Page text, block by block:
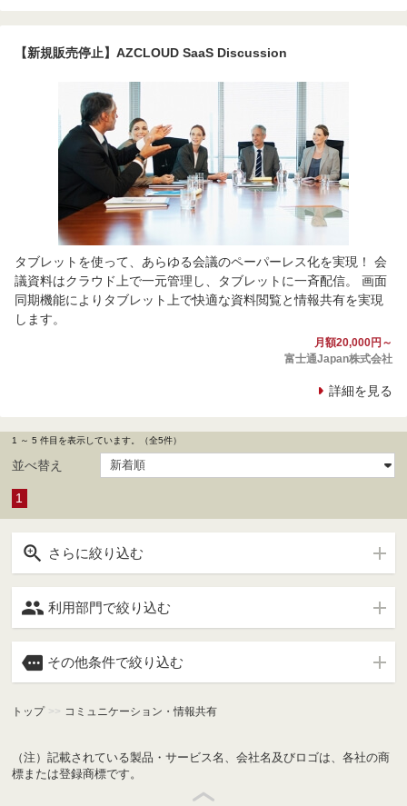
【新規販売停止】AZCLOUD SaaS Discussion
タブレットを使って、あらゆる会議のペーパーレス化を実現！ 会
議資料はクラウド上で一元管理し、タブレットに一斉配信。 画面
同期機能によりタブレット上で快適な資料閲覧と情報共有を実現
します。
月額20,000円～
富士通Japan株式会社
詳細を見る
1 ～ 5 件目を表示しています。（全5件）
並べ替え
1
 さらに絞り込む
 利用部門で絞り込む
 その他条件で絞り込む
トップ >> コミュニケーション・情報共有
（注）記載されている製品・サービス名、会社名及びロゴは、各社の商
標または登録商標です。